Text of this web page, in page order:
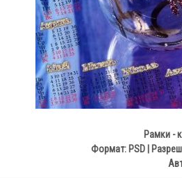
Рамки -
Формат: PSD |